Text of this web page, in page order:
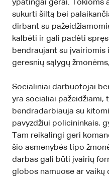
ypatingai gerai. Tokioms
sukurti šiltą bei
dirbant su
kalbėti ir gali padėti
bendraujant su
geresnių sąlygų
Socialiniai darbuotojai
yra socialiai pažeidžiami,
bendradarbiauja su
pavyzdžiui policininkais,
Tam reikalingi geri
šio asmenybės tipo
darbas gali būti įvairių
globos namuose ar vaikų